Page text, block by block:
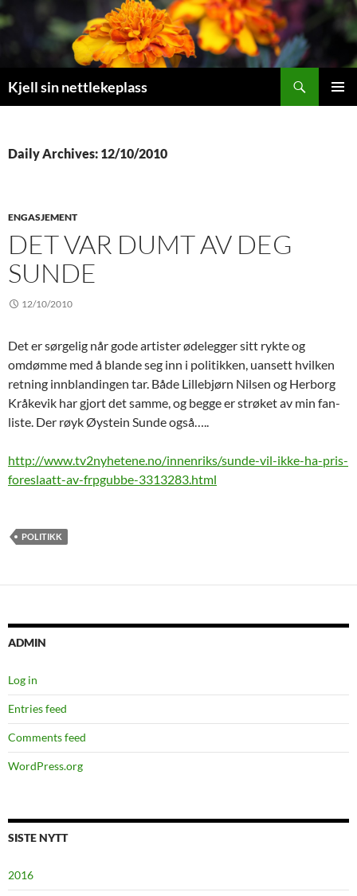
Kjell sin nettlekeplass
Daily Archives: 12/10/2010
ENGASJEMENT
DET VAR DUMT AV DEG
SUNDE
12/10/2010
Det er sørgelig når gode artister ødelegger sitt rykte og
omdømme med å blande seg inn i politikken, uansett hvilken
retning innblandingen tar. Både Lillebjørn Nilsen og Herborg
Kråkevik har gjort det samme, og begge er strøket av min fan-
liste. Der røyk Øystein Sunde også…..
http://www.tv2nyhetene.no/innenriks/sunde-vil-ikke-ha-pris-
foreslaatt-av-frpgubbe-3313283.html
POLITIKK
ADMIN
Log in
Entries feed
Comments feed
WordPress.org
SISTE NYTT
2016